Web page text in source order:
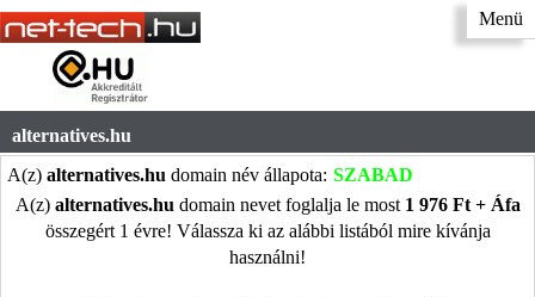
Menü
alternatives.hu
A(z) alternatives.hu domain név állapota: SZABAD
A(z) alternatives.hu domain nevet foglalja le most 1 976 Ft + Áfa
összegért 1 évre! Válassza ki az alábbi listából mire kívánja
használni!